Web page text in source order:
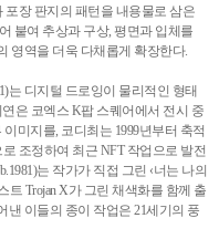
장 판지의 패턴을 내용물로 삼은
붙여 추상과 구상, 평면과 입체를
영역을 더욱 다채롭게 확장한다.
는 디지털 드로잉이 물리적인 형태
연은 코엑스 K팝 스퀘어에서 전시 중
이미지를, 코디최는 1999년부터 축적
조정하여 최근 NFT 작업으로 발전
는 작가가 직접 그린 ‹너는 나의
트 Trojan X가 그린 채색화를 함께 출
낸 이들의 종이 작업은 21세기의 풍